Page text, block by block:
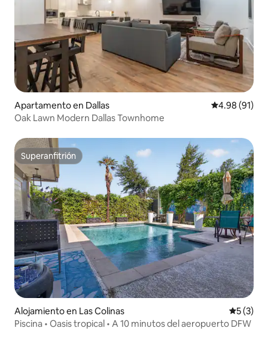
Apartamento en Dallas Calificación
4.98 (91)
Oak Lawn Modern Dallas Townhome
Superanfitrión
Superanfitrión
Alojamiento en Las Colinas
5 (3)
Piscina • Oasis tropical • A 10 minutos del aeropuerto DFW